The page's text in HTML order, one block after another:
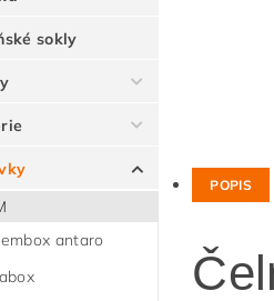
sokly
antaro
POPIS